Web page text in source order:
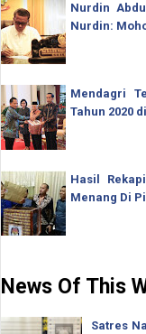
Nurdin
Nurdin:
Mendagri
Tahun 2020
Hasil
Menang Di
News Of This
Satres